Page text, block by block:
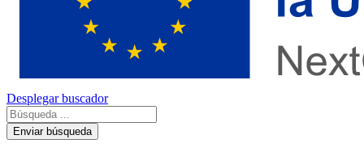
Desplegar buscador
Enviar búsqueda